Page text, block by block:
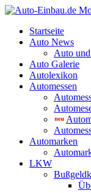
Startseite
Auto News
Auto
Auto Galerie
Autolexikon
Automessen
Automarken
LKW